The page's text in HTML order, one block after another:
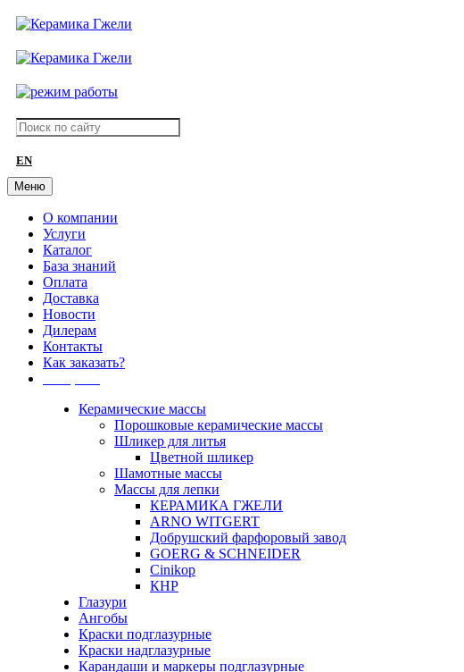
EN
Меню
О компании
Услуги
Каталог
База знаний
Оплата
Доставка
Новости
Дилерам
Контакты
Как заказать?
Керамические массы
Порошковые керамические массы
Шликер для литья
Цветной шликер
Шамотные массы
Массы для лепки
КЕРАМИКА ГЖЕЛИ
ARNO WITGERT
Добрушский фарфоровый завод
GOERG & SCHNEIDER
Cinikop
КНР
Глазури
Ангобы
Краски подглазурные
Краски надглазурные
Карандаши и маркеры подглазурные